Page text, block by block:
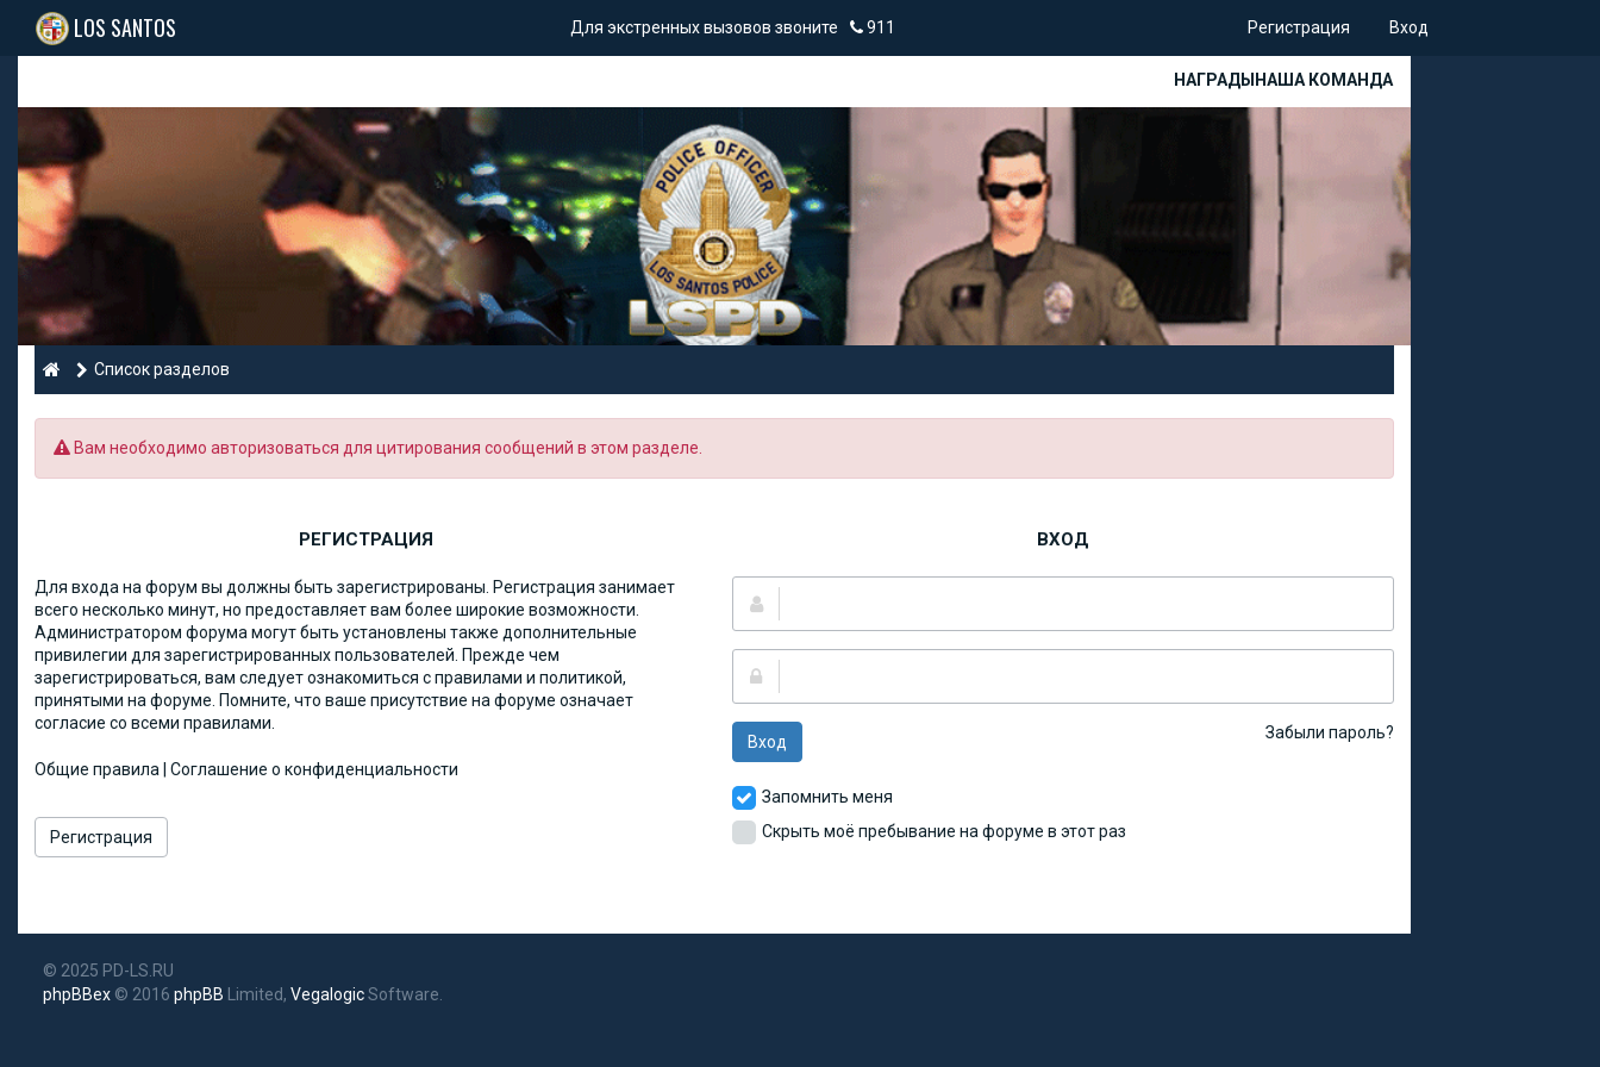
LOS SANTOS Для экстренных вызовов звоните 911 Регистрация Вход
НАГРАДЫНАША КОМАНДА
Список разделов
Вам необходимо авторизоваться для цитирования сообщений в этом разделе.
РЕГИСТРАЦИЯ
Для входа на форум вы должны быть зарегистрированы. Регистрация занимает
всего несколько минут, но предоставляет вам более широкие возможности.
Администратором форума могут быть установлены также дополнительные
привилегии для зарегистрированных пользователей. Прежде чем
зарегистрироваться, вам следует ознакомиться с правилами и политикой,
принятыми на форуме. Помните, что ваше присутствие на форуме означает
согласие со всеми правилами.
Общие правила Соглашение о конфиденциальности
Регистрация
ВХОД
Забыли пароль?
Вход
Запомнить меня
Скрыть моё пребывание на форуме в этот раз
© 2025 PD-LS.RU
phpBBex © 2016 phpBB Limited, VegalogicSoftware.